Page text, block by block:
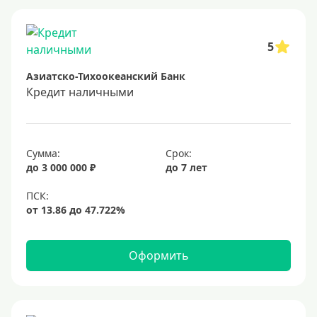
Способы выдачи
Не выходя из дома
С доставкой на дом
Наличными
В долларах США
В евро
Заемщики
5
Азиатско-Тихоокеанский Банк
Кредит наличными
Сумма:
до 3 000 000 ₽
Срок:
до 7 лет
Оформить